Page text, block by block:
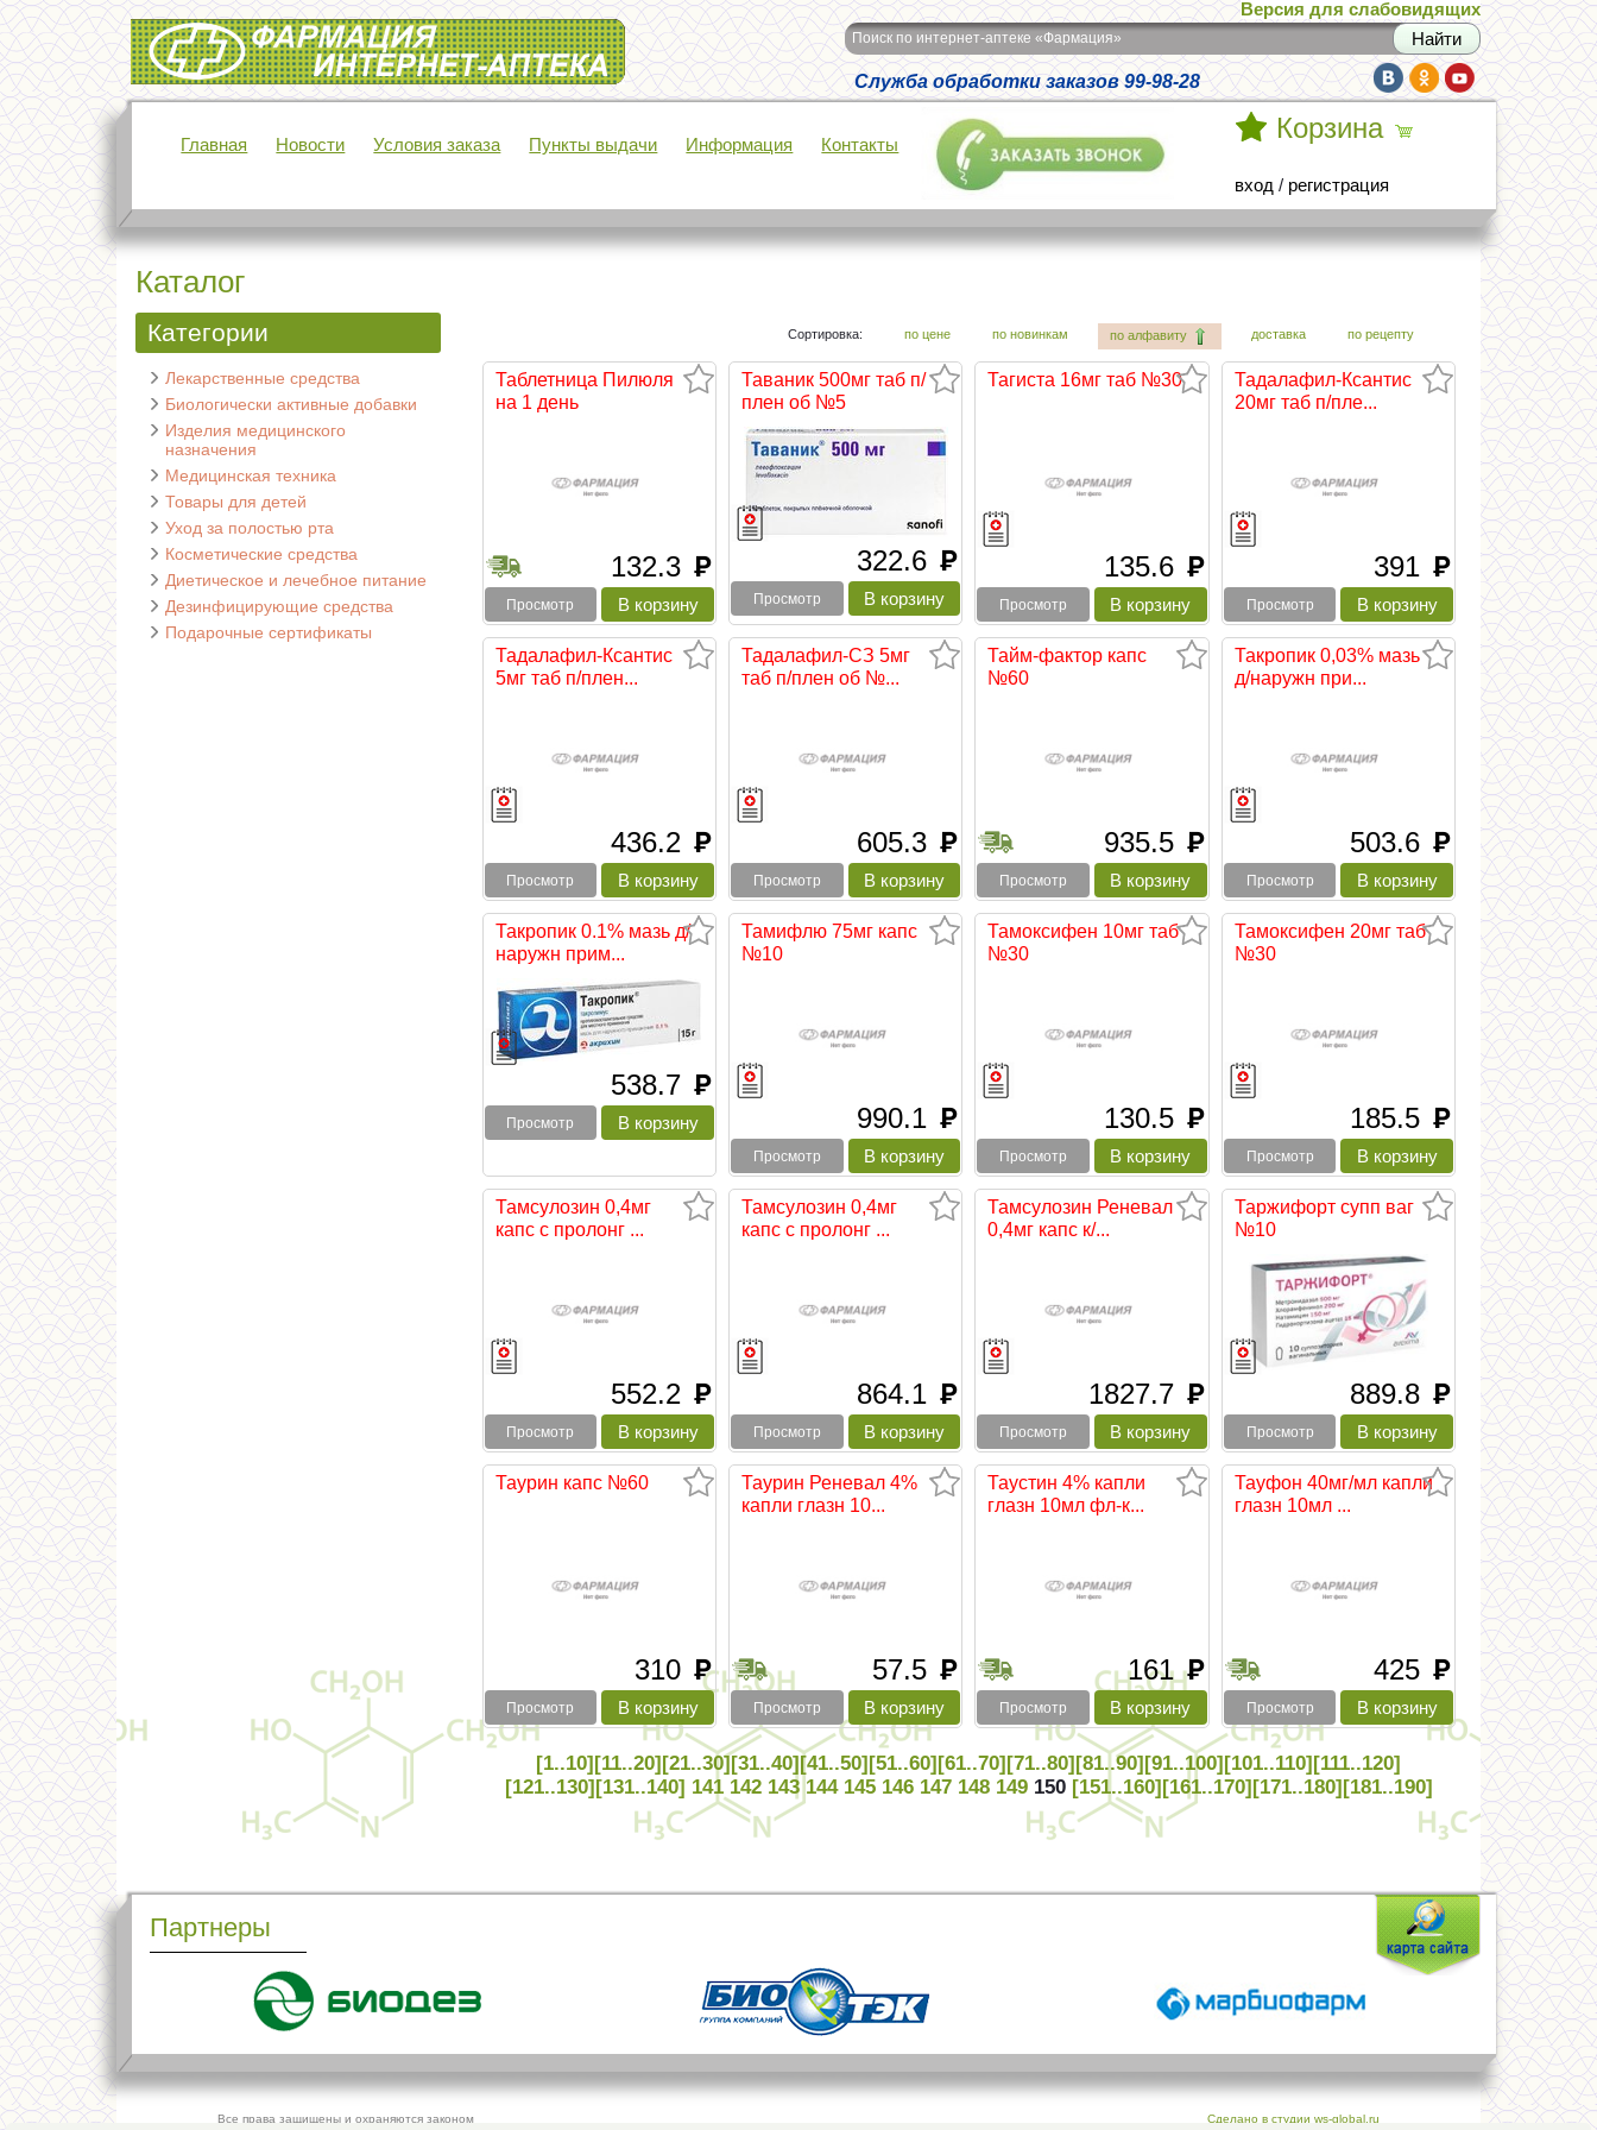
Интернет-аптека Фармация
Версия для слабовидящих
Поиск по интернет-аптеке «Фармация»
Служба обработки заказов 99-98-28
Главная Новости Условия заказа Пункты выдачи Информация Контакты
Корзина
вход / регистрация
Каталог
Категории
Лекарственные средства
Биологически активные добавки
Изделия медицинского
назначения
Медицинская техника
Товары для детей
Уход за полостью рта
Косметические средства
Диетическое и лечебное питание
Дезинфицирующие средства
Подарочные сертификаты
Сортировка: по цене по новинкам по алфавиту доставка по рецепту
Таблетница Пилюля
на 1 день
132.3 руб
Просмотр
Таваник 500мг таб п/
плен об №5
322.6 руб
Просмотр
Тагиста 16мг таб №30
135.6 руб
Просмотр
Тадалафил-Ксантис
20мг таб п/пле...
391 руб
Просмотр
Тадалафил-Ксантис
5мг таб п/плен...
436.2 руб
Просмотр
Тадалафил-СЗ 5мг
таб п/плен об №...
605.3 руб
Просмотр
Тайм-фактор капс
№60
935.5 руб
Просмотр
Такропик 0,03% мазь
д/наружн при...
503.6 руб
Просмотр
Такропик 0.1% мазь д/
наружн прим...
538.7 руб
Просмотр
Тамифлю 75мг капс
№10
990.1 руб
Просмотр
Тамоксифен 10мг таб
№30
130.5 руб
Просмотр
Тамоксифен 20мг таб
№30
185.5 руб
Просмотр
Тамсулозин 0,4мг
капс с пролонг ...
552.2 руб
Просмотр
Тамсулозин 0,4мг
капс с пролонг ...
864.1 руб
Просмотр
Тамсулозин Реневал
0,4мг капс к/...
1827.7 руб
Просмотр
Таржифорт супп ваг
№10
889.8 руб
Просмотр
Таурин капс №60
310 руб
Просмотр
Таурин Реневал 4%
капли глазн 10...
57.5 руб
Просмотр
Таустин 4% капли
глазн 10мл фл-к...
161 руб
Просмотр
Тауфон 40мг/мл капли
глазн 10мл ...
425 руб
Просмотр
[1..10][11..20][21..30][31..40][41..50][51..60][61..70][71..80][81..90][91..100][101..110][111..120]
[121..130][131..140] 141 142 143 144 145 146 147 148 149 150 [151..160][161..170][171..180][181..190]
Партнеры
Все права защищены и охраняются законом Сделано в студии ws-global.ru